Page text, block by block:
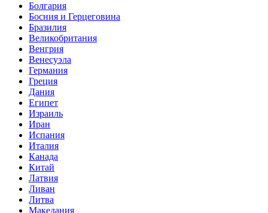
Болгария
Босния и Герцеговина
Бразилия
Великобритания
Венгрия
Венесуэла
Германия
Греция
Дания
Египет
Израиль
Иран
Испания
Италия
Канада
Китай
Латвия
Ливан
Литва
Македания